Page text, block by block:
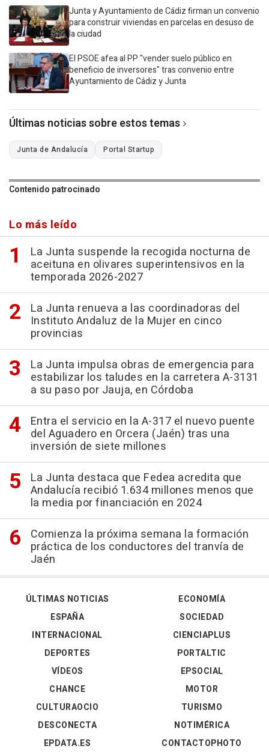
Junta y Ayuntamiento de Cádiz firman un convenio
para construir viviendas en parcelas en desuso de
la ciudad
El PSOE afea al PP "vender suelo público en
beneficio de inversores" tras convenio entre
Ayuntamiento de Cádiz y Junta
Últimas noticias sobre estos temas
Junta de Andalucía Portal Startup
Contenido patrocinado
Lo más leído
La Junta suspende la recogida nocturna de
aceituna en olivares superintensivos en la
temporada 2026-2027
La Junta renueva a las coordinadoras del
Instituto Andaluz de la Mujer en cinco
provincias
La Junta impulsa obras de emergencia para
estabilizar los taludes en la carretera A-3131
a su paso por Jauja, en Córdoba
Entra el servicio en la A-317 el nuevo puente
del Aguadero en Orcera (Jaén) tras una
inversión de siete millones
La Junta destaca que Fedea acredita que
Andalucía recibió 1.634 millones menos que
la media por financiación en 2024
Comienza la próxima semana la formación
práctica de los conductores del tranvía de
Jaén
ÚLTIMAS NOTICIAS
ESPAÑA
INTERNACIONAL
DEPORTES
VÍDEOS
ECONOMÍA
SOCIEDAD
CIENCIAPLUS
PORTALTIC
EPSOCIAL
CHANCE
CULTURAOCIO
DESCONECTA
EPDATA.ES
MOTOR
TURISMO
NOTIMÉRICA
CONTACTOPHOTO